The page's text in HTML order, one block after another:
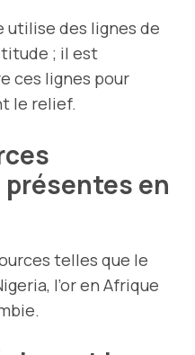
utilise des lignes de
; il est
ces lignes pour
le relief.
en
telles que le
l’or en Afrique